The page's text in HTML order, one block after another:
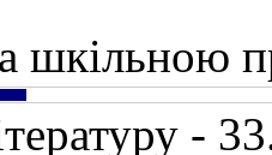
шкільною
-